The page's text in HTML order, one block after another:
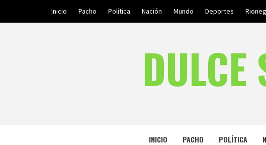
Inicio Pacho Política Nación Mundo Deportes
DULCE
INICIO PACHO POLÍTICA